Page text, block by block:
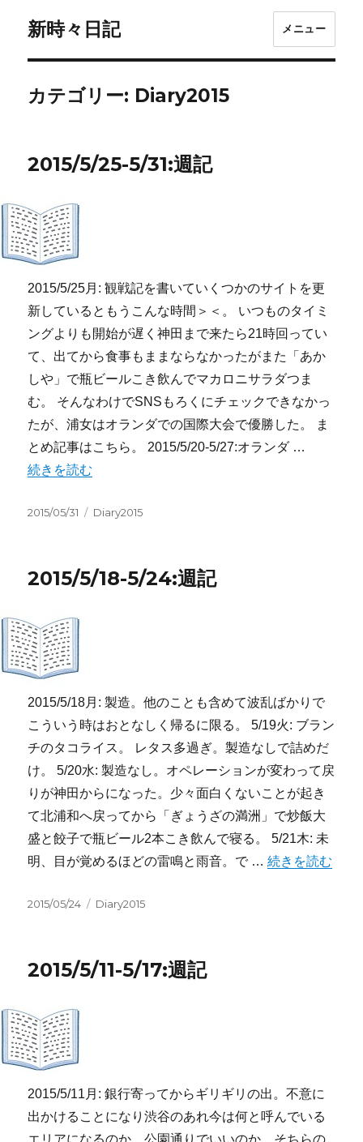
新時々日記 メニュー
カテゴリー: Diary2015
2015/5/25-5/31:週記
2015/5/25月: 観戦記を書いていくつかのサイトを更
新しているともうこんな時間＞＜。 いつものタイミ
ングよりも開始が遅く神田まで来たら21時回ってい
て、出てから食事もままならなかったがまた「あか
しや」で瓶ビールこき飲んでマカロニサラダつま
む。 そんなわけでSNSもろくにチェックできなかっ
たが、浦女はオランダでの国際大会で優勝した。 ま
とめ記事はこちら。 2015/5/20-5/27:オランダ …
“2015/5/25-5/31:週記” の
続きを読む
投
2015/05/31
カ
ー
Diary2015
2015/5/18-5/24:週記
2015/5/18月: 製造。他のことも含めて波乱ばかりで
こういう時はおとなしく帰るに限る。 5/19火: ブラン
チのタコライス。 レタス多過ぎ。製造なしで詰めだ
け。 5/20水: 製造なし。オペレーションが変わって戻
りが神田からになった。少々面白くないことが起き
て北浦和へ戻ってから「ぎょうざの満洲」で炒飯大
盛と餃子で瓶ビール2本こき飲んで寝る。 5/21木: 未
明、目が覚めるほどの雷鳴と雨音。で …“2015/5/18-5/
続きを読む
投
2015/05/24
カ
ー
Diary2015
2015/5/11-5/17:週記
2015/5/11月: 銀行寄ってからギリギリの出。不意に
出かけることになり渋谷のあれ今は何と呼んでいる
エリアになるのか、公園通りでいいのか、そちらの